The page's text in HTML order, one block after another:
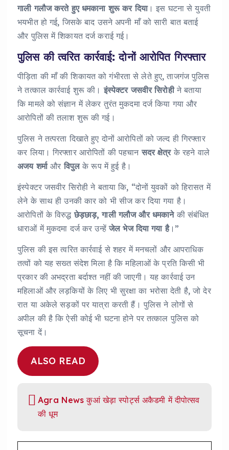
गाली गलौज करते हुए धमकाना शुरू कर दिया। इस घटना से युवती
भयभीत हो गई, जिसके बाद उसने अपनी माँ को सारी बात बताई
और पुलिस में शिकायत दर्ज कराई गई।
पुलिस की त्वरित कार्रवाई: दोनों आरोपित गिरफ्तार
पीड़िता की माँ की शिकायत को गंभीरता से लेते हुए, ताजगंज पुलिस
ने तत्काल कार्रवाई शुरू की।इंस्पेक्टर जसवीर सिरोहीने बताया
कि मामले को संज्ञान में लेकर तुरंत मुकदमा दर्ज किया गया और
आरोपितों की तलाश शुरू की गई।
पुलिस ने तत्परता दिखाते हुए दोनों आरोपितों को जल्द ही गिरफ्तार
कर लिया। गिरफ्तार आरोपितों की पहचानसदर क्षेत्रके रहने वाले
अजय शर्माऔरविपुलके रूप में हुई है।
इंस्पेक्टर जसवीर सिरोही ने बताया कि, “दोनों युवकों को हिरासत में
लेने के साथ ही उनकी कार को भी सीज कर दिया गया है।
आरोपितों के विरुद्धछेड़छाड़, गाली गलौज और धमकानेकी संबंधित
धाराओं में मुकदमा दर्ज कर उन्हेंजेल भेज दिया गया है।”
पुलिस की इस त्वरित कार्रवाई से शहर में मनचलों और आपराधिक
तत्वों को यह सख्त संदेश मिला है कि महिलाओं के प्रति किसी भी
प्रकार की अभद्रता बर्दाश्त नहीं की जाएगी। यह कार्रवाई उन
महिलाओं और लड़कियों के लिए भी सुरक्षा का भरोसा देती है, जो देर
रात या अकेले सड़कों पर यात्रा करती हैं। पुलिस ने लोगों से
अपील की है कि ऐसी कोई भी घटना होने पर तत्काल पुलिस को
सूचना दें।
ALSO READ
Agra News कुआं खेड़ा स्पोर्ट्स अकैडमी में दीपोत्सव
की धूम